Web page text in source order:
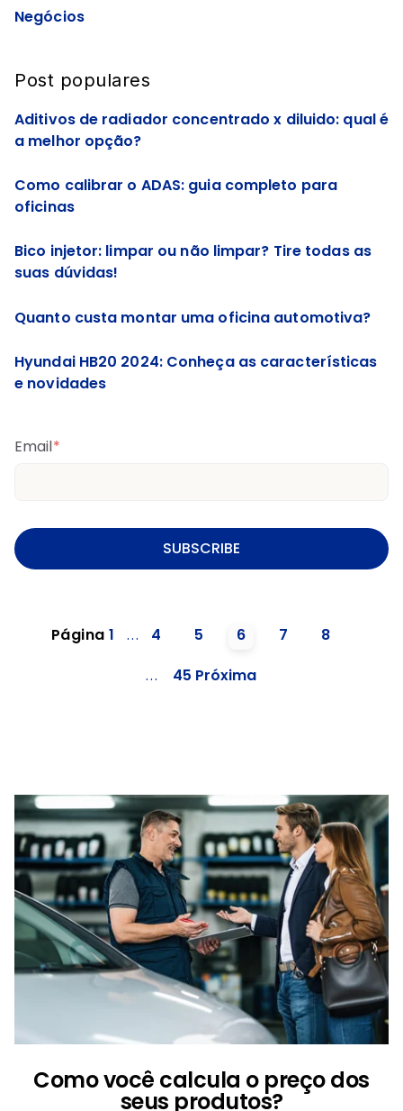
Negócios
Post populares
Aditivos de radiador concentrado x diluido: qual é
a melhor opção?
Como calibrar o ADAS: guia completo para
oficinas
Bico injetor: limpar ou não limpar? Tire todas as
suas dúvidas!
Quanto custa montar uma oficina automotiva?
Hyundai HB20 2024: Conheça as características
e novidades
Email*
Página 1 ... 4 5 6 7
8
...
45 Próxima
Como você calcula o preço dos
seus produtos?